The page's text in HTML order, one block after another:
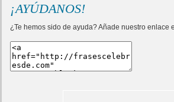
¡AYÚDANOS!
¿Te hemos sido de ayuda? Añade nuestro enlace